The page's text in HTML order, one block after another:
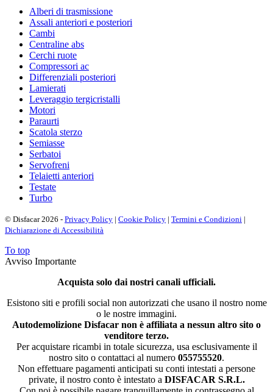
Alberi di trasmissione
Assali anteriori e posteriori
Cambi
Centraline abs
Cerchi ruote
Compressori ac
Differenziali posteriori
Lamierati
Leveraggio tergicristalli
Motori
Paraurti
Scatola sterzo
Semiasse
Serbatoi
Servofreni
Telaietti anteriori
Testate
Turbo
© Disfacar 2026 - Privacy Policy | Cookie Policy | Termini e Condizioni |
Dichiarazione di Accessibilità
To top
Avviso Importante
Acquista solo dai nostri canali ufficiali.
Esistono siti e profili social non autorizzati che usano il nostro nome
o le nostre immagini.
Autodemolizione Disfacar non è affiliata a nessun altro sito o
venditore terzo.
Per acquistare ricambi in totale sicurezza, usa esclusivamente il
nostro sito o contattaci al numero 055755520.
Non effettuare pagamenti anticipati su conti intestati a persone
private, il nostro conto è intestato a DISFACAR S.R.L.